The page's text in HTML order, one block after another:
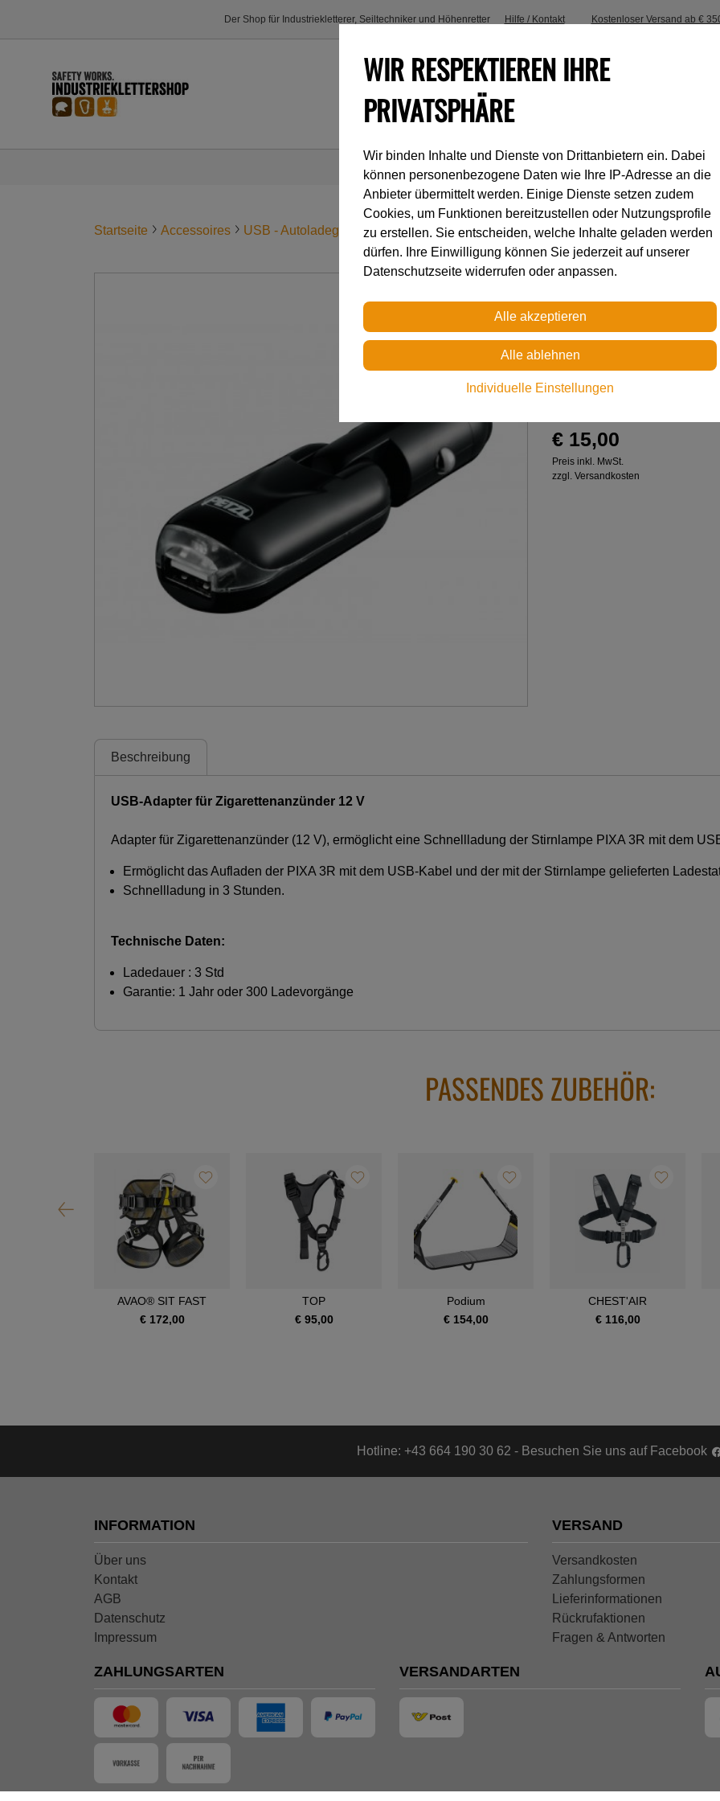
Der Shop für Industriekletterer, Seiltechniker und Höhenretter Hilfe / Kontakt Kostenloser Versand ab €
Industrieklettern Accessoires
Startseite Accessoires USB - Autoladegerät
Petzl
USB -
USB-Adapter für
€ 15,00
Preis inkl. MwSt.
zzgl. Versandkosten
Beschreibung
USB-Adapter für Zigarettenanzünder 12 V
Adapter für Zigarettenanzünder (12 V), ermöglicht eine Schnellladung der Stirnlampe PIXA 3R mit dem
Ermöglicht das Aufladen der PIXA 3R mit dem USB-Kabel und der mit der Stirnlampe gelieferten
Schnellladung in 3 Stunden.
Technische Daten:
Ladedauer : 3 Std
Garantie: 1 Jahr oder 300 Ladevorgänge
PASSENDES ZUBEHÖR:
AVAO® SIT FAST
€ 172,00
TOP
€ 95,00
Podium
€ 154,00
CHEST'AIR
€ 116,00
WIR RESPEKTIEREN IHRE
PRIVATSPHÄRE
Wir binden Inhalte und Dienste von Drittanbietern ein. Dabei
können personenbezogene Daten wie Ihre IP-Adresse an die
Anbieter übermittelt werden. Einige Dienste setzen zudem
Cookies, um Funktionen bereitzustellen oder Nutzungsprofile
zu erstellen. Sie entscheiden, welche Inhalte geladen werden
dürfen. Ihre Einwilligung können Sie jederzeit auf unserer
Datenschutzseite widerrufen oder anpassen.
Individuelle Einstellungen
Hotline: +43 664 190 30 62 - Besuchen Sie uns auf Facebook
INFORMATION
Über uns
Kontakt
AGB
Datenschutz
Impressum
VERSAND
Versandkosten
Zahlungsformen
Lieferinformationen
Rückrufaktionen
Fragen & Antworten
ZAHLUNGSARTEN VERSANDARTEN